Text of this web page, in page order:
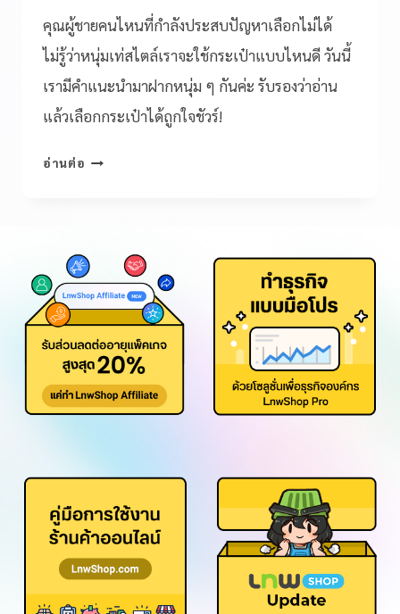
คุณผู้ชายคนไหนที่กำลังประสบปัญหาเลือกไม่ได้
ไม่รู้ว่าหนุ่มเท่สไตล์เราจะใช้กระเป๋าแบบไหนดี วันนี้
เรามีคำแนะนำมาฝากหนุ่ม ๆ กันค่ะ รับรองว่าอ่าน
แล้วเลือกกระเป๋าได้ถูกใจชัวร์!
อ่านต่อ